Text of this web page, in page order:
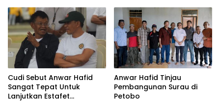
Cudi Sebut Anwar Hafid
Sangat Tepat Untuk
Lanjutkan Estafet
Anwar Hafid Tinjau
Pembangunan Surau di
Petobo